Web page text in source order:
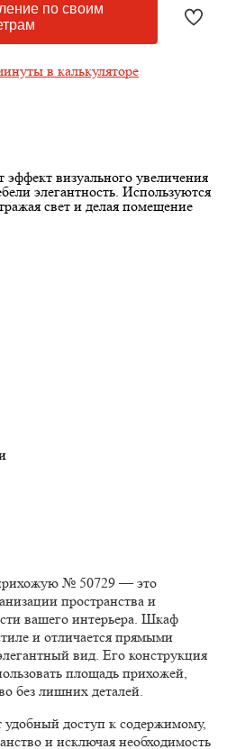
по своим
в калькуляторе
визуального увеличения
элегантность. Используются
свет и делая помещение
№ 50729 — это
пространства и
вашего интерьера. Шкаф
и отличается прямыми
вид. Его конструкция
площадь прихожей,
без лишних деталей.
удобный доступ к содержимому,
и исключая необходимость